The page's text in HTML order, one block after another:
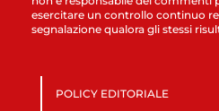
esercitare un controllo continuo
segnalazione qualora gli stessi
POLICY EDITORIALE